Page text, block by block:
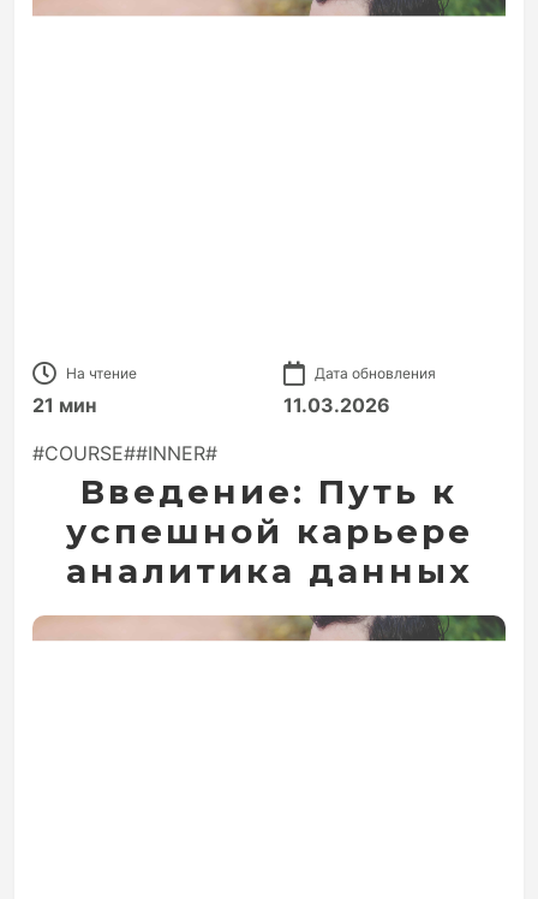
На чтение
21 мин
Дата обновления
11.03.2026
#COURSE##INNER#
Введение: Путь к
успешной карьере
аналитика данных